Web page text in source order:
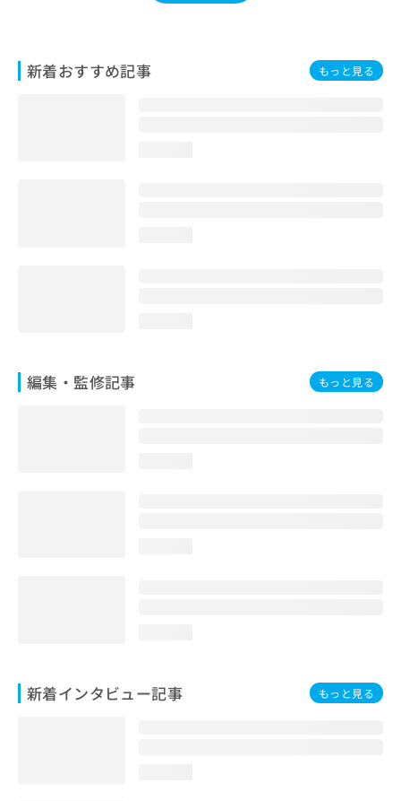
新着おすすめ記事 もっと見る
編集・監修記事 もっと見る
新着インタビュー記事 もっと見る
合
わ